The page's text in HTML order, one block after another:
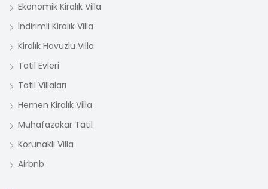
Ekonomik Kiralık Villa
İndirimli Kiralık Villa
Kiralık Havuzlu Villa
Tatil Evleri
Tatil Villaları
Hemen Kiralık Villa
Muhafazakar Tatil
Korunaklı Villa
Airbnb